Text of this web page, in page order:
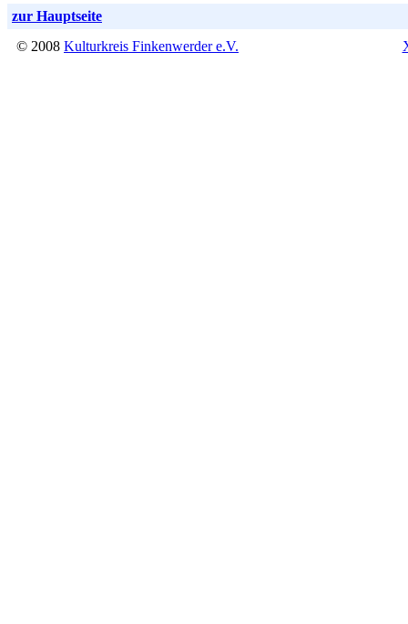
zur Hauptseite
© 2008 Kulturkreis Finkenwerder e.V.